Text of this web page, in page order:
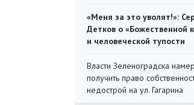
«Меня за это уволят!»:
Детков о «Божественной
и человеческой тупости
Власти Зеленоградска
получить право
недострой на ул. Гагарина